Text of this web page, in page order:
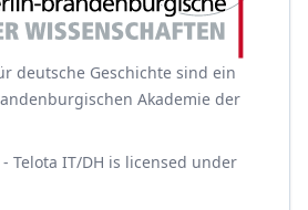
deutsche Geschichte sind ein
Akademie der
- Telota IT/DH is licensed under